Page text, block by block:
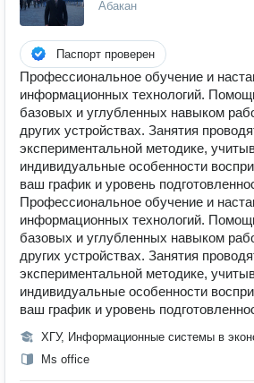
Абакан
Паспорт проверен
Профессиональное обучение и
информационных технологий.
базовых и углубленных навыком
других устройствах. Занятия
экспериментальной методике,
индивидуальные особенности
ваш график и уровень
Профессиональное обучение и
информационных технологий.
базовых и углубленных навыком
других устройствах. Занятия
экспериментальной методике,
индивидуальные особенности
ваш график и уровень
ХГУ, Информационные системы в
Ms office